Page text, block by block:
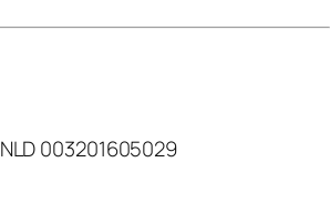
NLD 003201605029